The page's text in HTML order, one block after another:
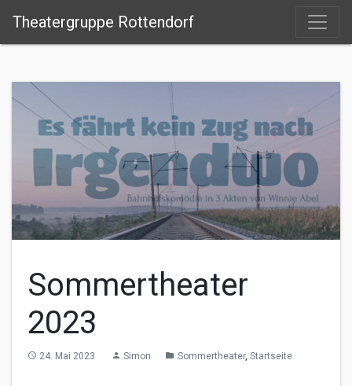
Theatergruppe Rottendorf
Sommertheater
2023
access_time 24. Mai 2023 person Simon folder Sommertheater, Startseite